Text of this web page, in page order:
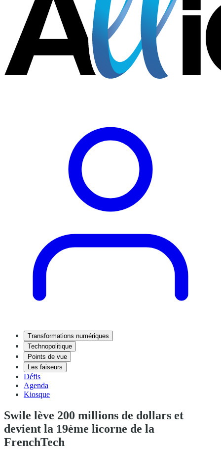
Transformations numériques
Technopolitique
Points de vue
Les faiseurs
Défis
Agenda
Kiosque
Swile lève 200 millions de dollars et
devient la 19ème licorne de la
FrenchTech